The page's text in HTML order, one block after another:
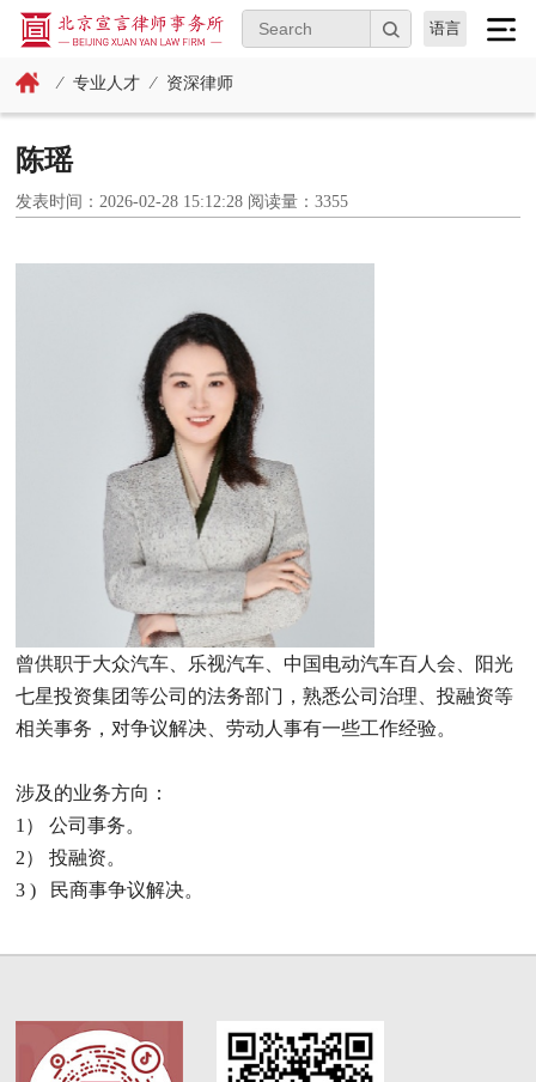
语言
⁄ 专业人才 ⁄ 资深律师
陈瑶
发表时间：2026-02-28 15:12:28 阅读量：3355
曾供职于大众汽车、乐视汽车、中国电动汽车百人会、阳光
七星投资集团等公司的法务部门，熟悉公司治理、投融资等
相关事务，对争议解决、劳动人事有一些工作经验。
涉及的业务方向：
1） 公司事务。
2） 投融资。
3 ) 民商事争议解决。